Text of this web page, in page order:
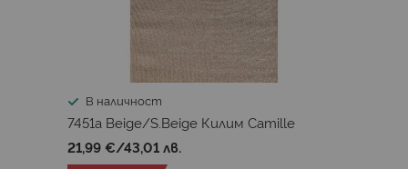
В наличност
7451a Beige/S.Beige Килим Camille
21,99 €/43,01 лв.